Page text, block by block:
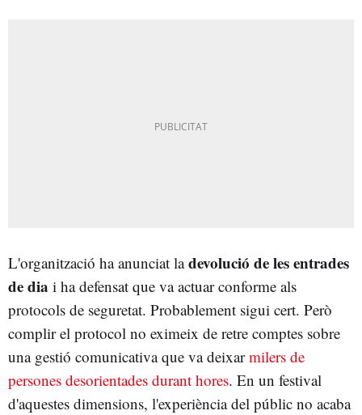
L'organització ha anunciat ladevolució de les entrades
de dia i ha defensat que va actuar conforme als
protocols de seguretat. Probablement sigui cert. Però
complir el protocol no eximeix de retre comptes sobre
una gestió comunicativa que va deixarmilers de
persones desorientades durant hores. En un festival
d'aquestes dimensions, l'experiència del públic no acaba